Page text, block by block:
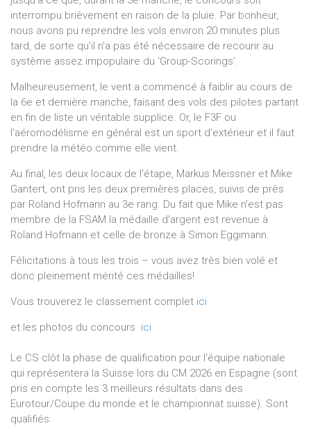
interrompu brièvement en raison de la pluie. Par bonheur,
nous avons pu reprendre les vols environ 20 minutes plus
tard, de sorte qu'il n'a pas été nécessaire de recourir au
système assez impopulaire du ‘Group-Scorings’.
Malheureusement, le vent a commencé à faiblir au cours de
la 6e et dernière manche, faisant des vols des pilotes partant
en fin de liste un véritable supplice. Or, le F3F ou
l'aéromodélisme en général est un sport d'extérieur et il faut
prendre la météo comme elle vient.
Au final, les deux locaux de l'étape, Markus Meissner et Mike
Gantert, ont pris les deux premières places, suivis de près
par Roland Hofmann au 3e rang. Du fait que Mike n'est pas
membre de la FSAM la médaille d'argent est revenue à
Roland Hofmann et celle de bronze à Simon Eggimann.
Félicitations à tous les trois – vous avez très bien volé et
donc pleinement mérité ces médailles!
Vous trouverez le classement complet ici
et les photos du concours ici
Le CS clôt la phase de qualification pour l'équipe nationale
qui représentera la Suisse lors du CM 2026 en Espagne (sont
pris en compte les 3 meilleurs résultats dans des
Eurotour/Coupe du monde et le championnat suisse). Sont
qualifiés: